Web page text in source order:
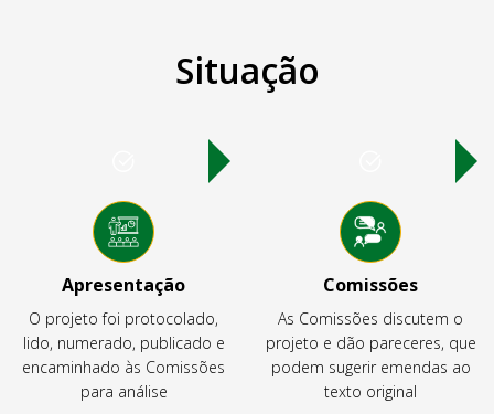
Situação
Apresentação
O projeto foi protocolado,
lido, numerado, publicado e
encaminhado às Comissões
para análise
Comissões
As Comissões discutem o
projeto e dão pareceres, que
podem sugerir emendas ao
texto original